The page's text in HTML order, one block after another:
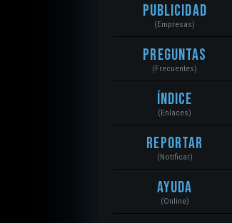
Publicidad
(Empresas)
Preguntas
(Frecuentes)
Índice
(Enlaces)
Reportar
(Notificar)
Ayuda
(Online)